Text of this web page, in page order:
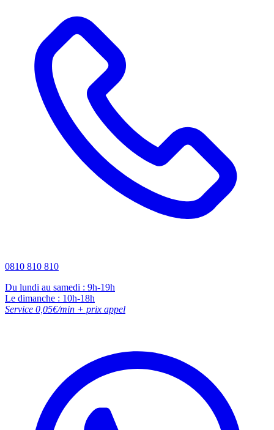
0810 810 810
Du lundi au samedi : 9h-19h
Le dimanche : 10h-18h
Service 0,05€/min + prix appel